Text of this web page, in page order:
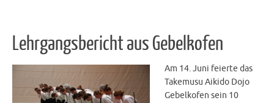
Lehrgangsbericht aus Gebelkofen
Am 14. Juni feierte das
Takemusu Aikido Dojo
Gebelkofen sein 10